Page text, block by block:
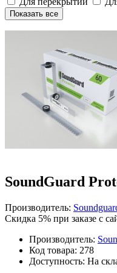
Показать все
SoundGuard
Производитель:
Скидка 5% при заказе с
Производитель:
Код товара: 278
Доступность: На